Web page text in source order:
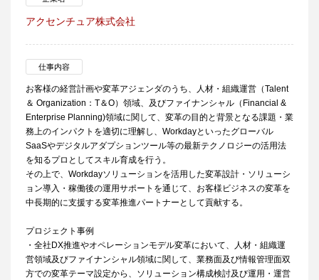
アクセンチュア株式会社
仕事内容
お客様の経営計画や変革アジェンダのうち、人材・組織運営（Talent
＆ Organization：T＆O）領域、及びファイナンシャル（Financial &
Enterprise Planning)領域に関して、変革の目的と背景となる課題・業
務上のインパクトを適切に理解し、Workdayといったグローバル
SaaSやデジタルアダプションツール等の最新テクノロジーの活用法
を知るプロとしてスキル育成を行う。
その上で、Workdayソリューションを活用した変革設計・ソリューシ
ョン導入・稼働後の運用サポートを通じて、お客様ビジネスの変革を
中長期的に支援する変革推進パートナーとして貢献する。
プロジェクト事例
・全社DX推進やオペレーションモデル変革において、人材・組織運
営領域及びファイナンシャル領域に関して、業務面及び情報管理面双
方での変革テーマ設定から、ソリューション構成検討及び運用・運営